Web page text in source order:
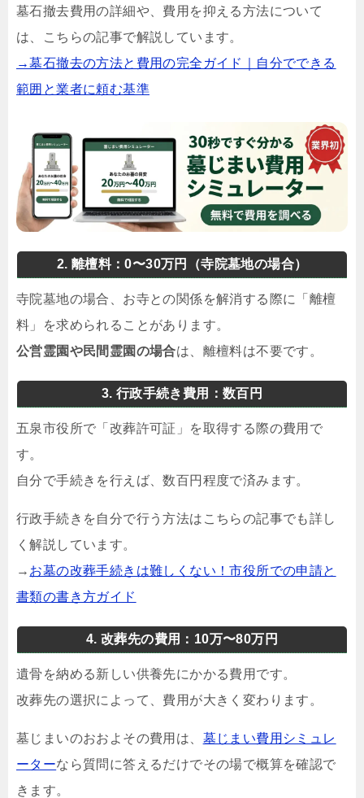
墓石撤去費用の詳細や、費用を抑える方法について
は、こちらの記事で解説しています。
→墓石撤去の方法と費用の完全ガイド｜自分でできる
範囲と業者に頼む基準
2. 離檀料：0〜30万円（寺院墓地の場合）
寺院墓地の場合、お寺との関係を解消する際に「離檀
料」を求められることがあります。
公営霊園や民間霊園の場合は、離檀料は不要です。
3. 行政手続き費用：数百円
五泉市役所で「改葬許可証」を取得する際の費用で
す。
自分で手続きを行えば、数百円程度で済みます。
行政手続きを自分で行う方法はこちらの記事でも詳し
く解説しています。
→ お墓の改葬手続きは難しくない！市役所での申請と
書類の書き方ガイド
4. 改葬先の費用：10万〜80万円
遺骨を納める新しい供養先にかかる費用です。
改葬先の選択によって、費用が大きく変わります。
墓じまいのおおよその費用は、 墓じまい費用シミュレ
ーターなら質問に答えるだけでその場で概算を確認で
きます。